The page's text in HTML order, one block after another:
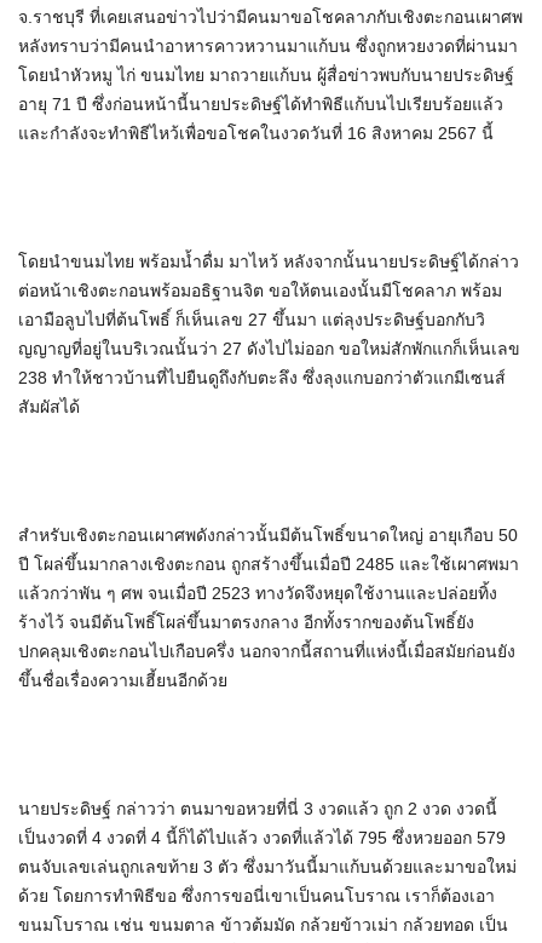
จ.ราชบุรี ที่เคยเสนอข่าวไปว่ามีคนมาขอโชคลาภกับเชิงตะกอนเผาศพ
หลังทราบว่ามีคนนำอาหารคาวหวานมาแก้บน ซึ่งถูกหวยงวดที่ผ่านมา
โดยนำหัวหมู ไก่ ขนมไทย มาถวายแก้บน ผู้สื่อข่าวพบกับนายประดิษฐ์
อายุ 71 ปี ซึ่งก่อนหน้านี้นายประดิษฐ์ได้ทำพิธีแก้บนไปเรียบร้อยแล้ว
และกำลังจะทำพิธีไหว้เพื่อขอโชคในงวดวันที่ 16 สิงหาคม 2567 นี้
โดยนำขนมไทย พร้อมน้ำดื่ม มาไหว้ หลังจากนั้นนายประดิษฐ์ได้กล่าว
ต่อหน้าเชิงตะกอนพร้อมอธิฐานจิต ขอให้ตนเองนั้นมีโชคลาภ พร้อม
เอามือลูบไปที่ต้นโพธิ์ ก็เห็นเลข 27 ขึ้นมา แต่ลุงประดิษฐ์บอกกับวิ
ญญาญที่อยู่ในบริเวณนั้นว่า 27 ดังไปไม่ออก ขอใหม่สักพักแกก็เห็นเลข
238 ทำให้ชาวบ้านที่ไปยืนดูถึงกับตะลึง ซึ่งลุงแกบอกว่าตัวแกมีเซนส์
สัมผัสได้
สำหรับเชิงตะกอนเผาศพดังกล่าวนั้นมีต้นโพธิ์ขนาดใหญ่ อายุเกือบ 50
ปี โผล่ขึ้นมากลางเชิงตะกอน ถูกสร้างขึ้นเมื่อปี 2485 และใช้เผาศพมา
แล้วกว่าพัน ๆ ศพ จนเมื่อปี 2523 ทางวัดจึงหยุดใช้งานและปล่อยทิ้ง
ร้างไว้ จนมีต้นโพธิ์โผล่ขึ้นมาตรงกลาง อีกทั้งรากของต้นโพธิ์ยัง
ปกคลุมเชิงตะกอนไปเกือบครึ่ง นอกจากนี้สถานที่แห่งนี้เมื่อสมัยก่อนยัง
ขึ้นชื่อเรื่องความเฮี้ยนอีกด้วย
นายประดิษฐ์ กล่าวว่า ตนมาขอหวยที่นี่ 3 งวดแล้ว ถูก 2 งวด งวดนี้
เป็นงวดที่ 4 งวดที่ 4 นี้ก็ได้ไปแล้ว งวดที่แล้วได้ 795 ซึ่งหวยออก 579
ตนจับเลขเล่นถูกเลขท้าย 3 ตัว ซึ่งมาวันนี้มาแก้บนด้วยและมาขอใหม่
ด้วย โดยการทำพิธีขอ ซึ่งการขอนี่เขาเป็นคนโบราณ เราก็ต้องเอา
ขนมโบราณ เช่น ขนมตาล ข้าวต้มมัด กล้วยข้าวเม่า กล้วยทอด เป็น